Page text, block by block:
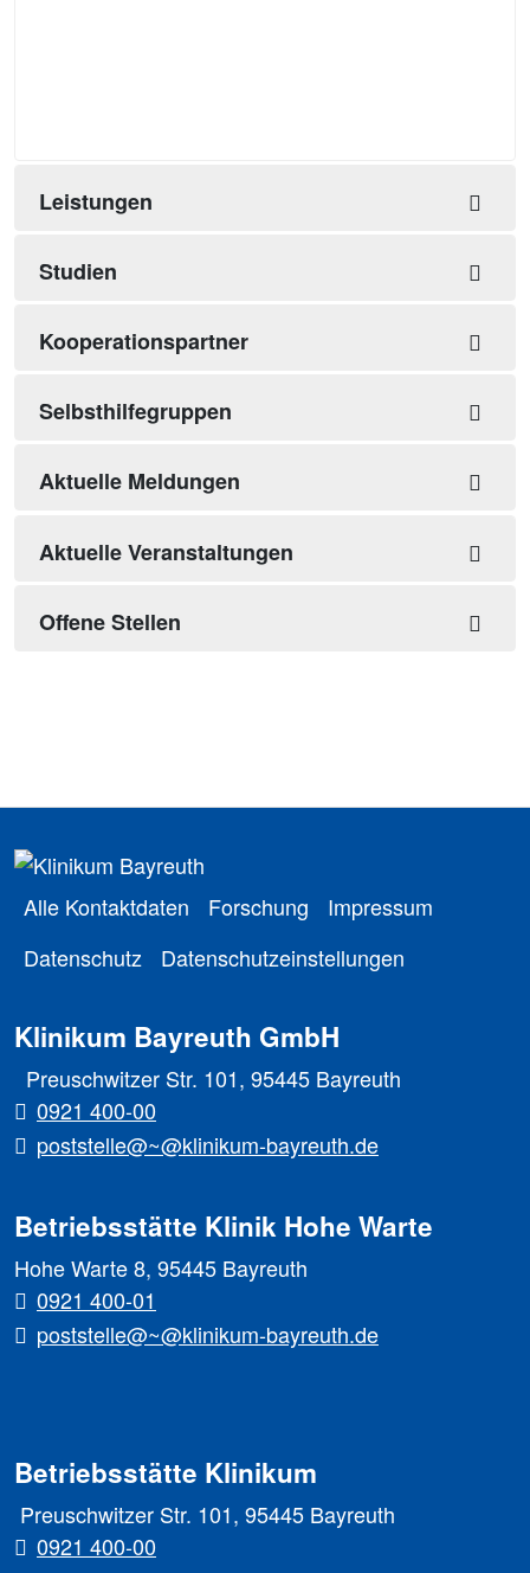
Leistungen
Studien
Kooperationspartner
Selbsthilfegruppen
Aktuelle Meldungen
Aktuelle Veranstaltungen
Offene Stellen
Alle Kontaktdaten Forschung
Impressum
Datenschutz
Datenschutzeinstellungen
Klinikum Bayreuth GmbH
Preuschwitzer Str. 101, 95445 Bayreuth
0921 400-00
poststelle@~@klinikum-bayreuth.de
Betriebsstätte Klinik Hohe Warte
Hohe Warte 8, 95445 Bayreuth
0921 400-01
poststelle@~@klinikum-bayreuth.de
Betriebsstätte Klinikum
Preuschwitzer Str. 101, 95445 Bayreuth
0921 400-00